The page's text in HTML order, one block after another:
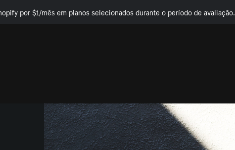
por $1/mês em planos selecionados durante o período de avaliação.